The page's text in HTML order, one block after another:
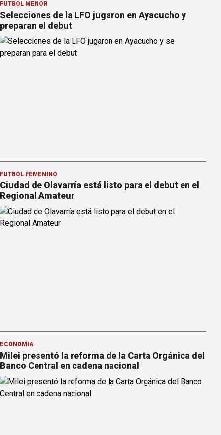
FÚTBOL MENOR
Selecciones de la LFO jugaron en Ayacucho y
preparan el debut
FÚTBOL FEMENINO
Ciudad de Olavarría está listo para el debut en el
Regional Amateur
ECONOMÍA
Milei presentó la reforma de la Carta Orgánica del
Banco Central en cadena nacional